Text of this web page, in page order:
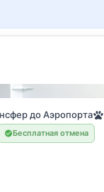
до Аэропорта
Бесплатная отмена